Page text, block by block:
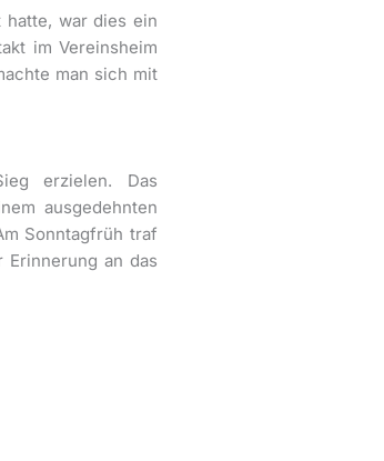
hatte, war dies ein
im Vereinsheim
man sich mit
erzielen. Das
ausgedehnten
Sonntagfrüh traf
an das